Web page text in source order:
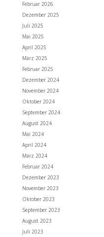
Februar 2026
Dezember 2025
Juli 2025
Mai 2025
April 2025
März 2025
Februar 2025
Dezember 2024
November 2024
Oktober 2024
September 2024
August 2024
Mai 2024
April 2024
März 2024
Februar 2024
Dezember 2023
November 2023
Oktober 2023
September 2023
August 2023
Juli 2023